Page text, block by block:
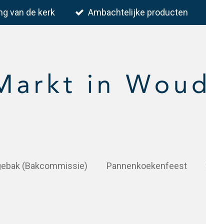
van de kerk Ambachtelijke producten
(Bakcommissie) Pannenkoekenfeest